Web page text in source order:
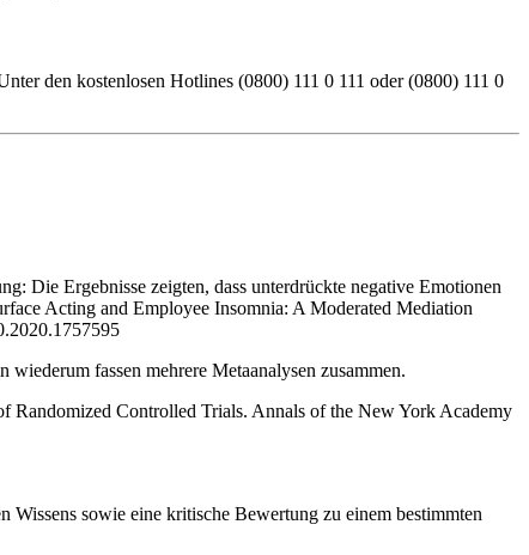
den kostenlosen Hotlines (0800) 111 0 111 oder (0800) 111 0
Die Ergebnisse zeigten, dass unterdrückte negative Emotionen
Acting and Employee Insomnia: A Moderated Mediation
fassen mehrere Metaanalysen zusammen.
Controlled Trials. Annals of the New York Academy
Wissens sowie eine kritische Bewertung zu einem bestimmten